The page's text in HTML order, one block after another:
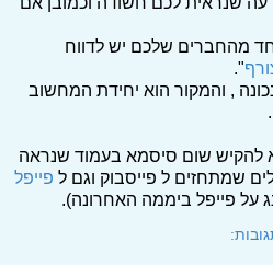
מהחברים שלכם יש לדווח
".
, והמקור הוא יחידת המחשוב
להקיש שום סיסמא בעמוד שנראה
שמתחזים ל פייסבוק וגם ל פייפל
על פייפל ביממה האחרונה).